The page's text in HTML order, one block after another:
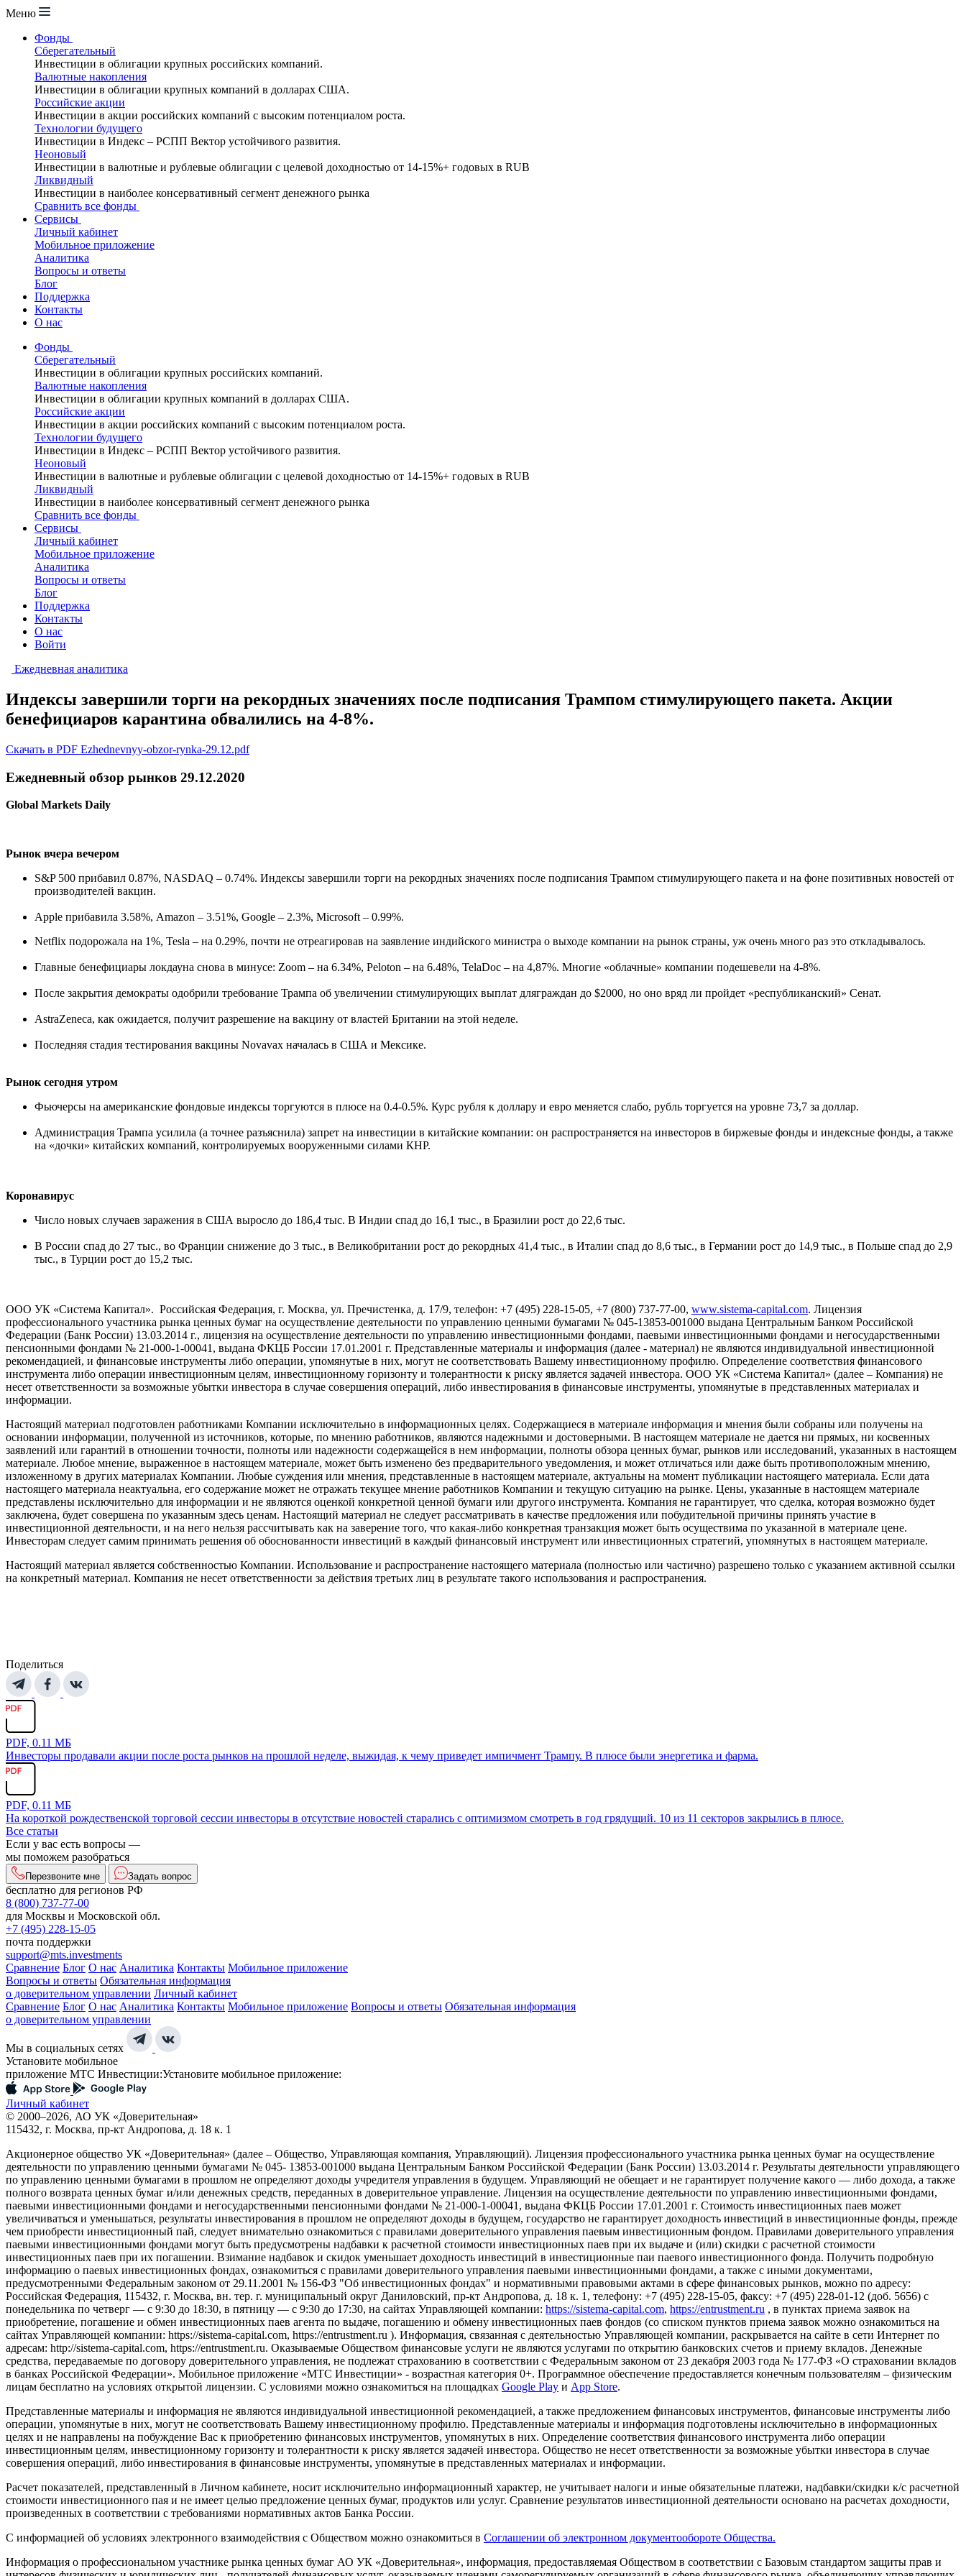
Меню
Фонды
Сберегательный
Инвестиции в облигации крупных российских компаний.
Валютные накопления
Инвестиции в облигации крупных компаний в долларах США.
Российские акции
Инвестиции в акции российских компаний с высоким потенциалом роста.
Технологии будущего
Инвестиции в Индекс – РСПП Вектор устойчивого развития.
Неоновый
Инвестиции в валютные и рублевые облигации с целевой доходностью от 14-15%+ годовых в RUB
Ликвидный
Инвестиции в наиболее консервативный сегмент денежного рынка
Сравнить все фонды
Сервисы
Личный кабинет
Мобильное приложение
Аналитика
Вопросы и ответы
Блог
Поддержка
Контакты
О нас
Фонды
Сберегательный
Инвестиции в облигации крупных российских компаний.
Валютные накопления
Инвестиции в облигации крупных компаний в долларах США.
Российские акции
Инвестиции в акции российских компаний с высоким потенциалом роста.
Технологии будущего
Инвестиции в Индекс – РСПП Вектор устойчивого развития.
Неоновый
Инвестиции в валютные и рублевые облигации с целевой доходностью от 14-15%+ годовых в RUB
Ликвидный
Инвестиции в наиболее консервативный сегмент денежного рынка
Сравнить все фонды
Сервисы
Личный кабинет
Мобильное приложение
Аналитика
Вопросы и ответы
Блог
Поддержка
Контакты
О нас
Войти
Ежедневная аналитика
Индексы завершили торги на рекордных значениях после подписания Трампом стимулирующего пакета. Акции
бенефициаров карантина обвалились на 4-8%.
Скачать в PDF Ezhednevnyy-obzor-rynka-29.12.pdf
Ежедневный обзор рынков 29.12.2020
Global Markets Daily
Рынок вчера вечером
S&P 500 прибавил 0.87%, NASDAQ – 0.74%. Индексы завершили торги на рекордных значениях после подписания Трампом стимулирующего пакета и на фоне позитивных новостей от
производителей вакцин.
Apple прибавила 3.58%, Amazon – 3.51%, Google – 2.3%, Microsoft – 0.99%.
Netflix подорожала на 1%, Tesla – на 0.29%, почти не отреагировав на заявление индийского министра о выходе компании на рынок страны, уж очень много раз это откладывалось.
Главные бенефициары локдауна снова в минусе: Zoom – на 6.34%, Peloton – на 6.48%, TelaDoc – на 4,87%. Многие «облачные» компании подешевели на 4-8%.
После закрытия демократы одобрили требование Трампа об увеличении стимулирующих выплат дляграждан до $2000, но оно вряд ли пройдет «республиканский» Сенат.
AstraZeneca, как ожидается, получит разрешение на вакцину от властей Британии на этой неделе.
Последняя стадия тестирования вакцины Novavax началась в США и Мексике.
Рынок сегодня утром
Фьючерсы на американские фондовые индексы торгуются в плюсе на 0.4-0.5%. Курс рубля к доллару и евро меняется слабо, рубль торгуется на уровне 73,7 за доллар.
Администрация Трампа усилила (а точнее разъяснила) запрет на инвестиции в китайские компании: он распространяется на инвесторов в биржевые фонды и индексные фонды, а также
на «дочки» китайских компаний, контролируемых вооруженными силами КНР.
Коронавирус
Число новых случаев заражения в США выросло до 186,4 тыс. В Индии спад до 16,1 тыс., в Бразилии рост до 22,6 тыс.
В России спад до 27 тыс., во Франции снижение до 3 тыс., в Великобритании рост до рекордных 41,4 тыс., в Италии спад до 8,6 тыс., в Германии рост до 14,9 тыс., в Польше спад до 2,9
тыс., в Турции рост до 15,2 тыс.
ООО УК «Система Капитал». Российская Федерация, г. Москва, ул. Пречистенка, д. 17/9, телефон: +7 (495) 228-15-05, +7 (800) 737-77-00, www.sistema-capital.com. Лицензия
профессионального участника рынка ценных бумаг на осуществление деятельности по управлению ценными бумагами № 045-13853-001000 выдана Центральным Банком Российской
Федерации (Банк России) 13.03.2014 г., лицензия на осуществление деятельности по управлению инвестиционными фондами, паевыми инвестиционными фондами и негосударственными
пенсионными фондами № 21-000-1-00041, выдана ФКЦБ России 17.01.2001 г. Представленные материалы и информация (далее - материал) не являются индивидуальной инвестиционной
рекомендацией, и финансовые инструменты либо операции, упомянутые в них, могут не соответствовать Вашему инвестиционному профилю. Определение соответствия финансового
инструмента либо операции инвестиционным целям, инвестиционному горизонту и толерантности к риску является задачей инвестора. ООО УК «Система Капитал» (далее – Компания) не
несет ответственности за возможные убытки инвестора в случае совершения операций, либо инвестирования в финансовые инструменты, упомянутые в представленных материалах и
информации.
Настоящий материал подготовлен работниками Компании исключительно в информационных целях. Содержащиеся в материале информация и мнения были собраны или получены на
основании информации, полученной из источников, которые, по мнению работников, являются надежными и достоверными. В настоящем материале не дается ни прямых, ни косвенных
заявлений или гарантий в отношении точности, полноты или надежности содержащейся в нем информации, полноты обзора ценных бумаг, рынков или исследований, указанных в настоящем
материале. Любое мнение, выраженное в настоящем материале, может быть изменено без предварительного уведомления, и может отличаться или даже быть противоположным мнению,
изложенному в других материалах Компании. Любые суждения или мнения, представленные в настоящем материале, актуальны на момент публикации настоящего материала. Если дата
настоящего материала неактуальна, его содержание может не отражать текущее мнение работников Компании и текущую ситуацию на рынке. Цены, указанные в настоящем материале
представлены исключительно для информации и не являются оценкой конкретной ценной бумаги или другого инструмента. Компания не гарантирует, что сделка, которая возможно будет
заключена, будет совершена по указанным здесь ценам. Настоящий материал не следует рассматривать в качестве предложения или побудительной причины принять участие в
инвестиционной деятельности, и на него нельзя рассчитывать как на заверение того, что какая-либо конкретная транзакция может быть осуществима по указанной в материале цене.
Инвесторам следует самим принимать решения об обоснованности инвестиций в каждый финансовый инструмент или инвестиционных стратегий, упомянутых в настоящем материале.
Настоящий материал является собственностью Компании. Использование и распространение настоящего материала (полностью или частично) разрешено только с указанием активной ссылки
на конкретный материал. Компания не несет ответственности за действия третьих лиц в результате такого использования и распространения.
Поделиться
PDF, 0.11 МБ
Инвесторы продавали акции после роста рынков на прошлой неделе, выжидая, к чему приведет импичмент Трампу. В плюсе были энергетика и фарма.
PDF, 0.11 МБ
На короткой рождественской торговой сессии инвесторы в отсутствие новостей старались с оптимизмом смотреть в год грядущий. 10 из 11 секторов закрылись в плюсе.
Все статьи
Если у вас есть вопросы —
мы поможем разобраться
Перезвоните мне Задать вопрос
бесплатно для регионов РФ
8 (800) 737-77-00
для Москвы и Московской обл.
+7 (495) 228-15-05
почта поддержки
support@mts.investments
Сравнение Блог О нас Аналитика Контакты Мобильное приложение
Вопросы и ответы Обязательная информация
о доверительном управлении Личный кабинет
Сравнение Блог О нас Аналитика Контакты Мобильное приложение Вопросы и ответы Обязательная информация
о доверительном управлении
Мы в социальных сетях
Установите мобильное
приложение МТС Инвестиции:Установите мобильное приложение:
Личный кабинет
© 2000–2026, АО УК «Доверительная»
115432, г. Москва, пр-кт Андропова, д. 18 к. 1
Акционерное общество УК «Доверительная» (далее – Общество, Управляющая компания, Управляющий). Лицензия профессионального участника рынка ценных бумаг на осуществление
деятельности по управлению ценными бумагами № 045- 13853-001000 выдана Центральным Банком Российской Федерации (Банк России) 13.03.2014 г. Результаты деятельности управляющего
по управлению ценными бумагами в прошлом не определяют доходы учредителя управления в будущем. Управляющий не обещает и не гарантирует получение какого — либо дохода, а также
полного возврата ценных бумаг и/или денежных средств, переданных в доверительное управление. Лицензия на осуществление деятельности по управлению инвестиционными фондами,
паевыми инвестиционными фондами и негосударственными пенсионными фондами № 21-000-1-00041, выдана ФКЦБ России 17.01.2001 г. Стоимость инвестиционных паев может
увеличиваться и уменьшаться, результаты инвестирования в прошлом не определяют доходы в будущем, государство не гарантирует доходность инвестиций в инвестиционные фонды, прежде
чем приобрести инвестиционный пай, следует внимательно ознакомиться с правилами доверительного управления паевым инвестиционным фондом. Правилами доверительного управления
паевыми инвестиционными фондами могут быть предусмотрены надбавки к расчетной стоимости инвестиционных паев при их выдаче и (или) скидки с расчетной стоимости
инвестиционных паев при их погашении. Взимание надбавок и скидок уменьшает доходность инвестиций в инвестиционные паи паевого инвестиционного фонда. Получить подробную
информацию о паевых инвестиционных фондах, ознакомиться с правилами доверительного управления паевыми инвестиционными фондами, а также с иными документами,
предусмотренными Федеральным законом от 29.11.2001 № 156-ФЗ "Об инвестиционных фондах" и нормативными правовыми актами в сфере финансовых рынков, можно по адресу:
Российская Федерация, 115432, г. Москва, вн. тер. г. муниципальный округ Даниловский, пр-кт Андропова, д. 18 к. 1, телефону: +7 (495) 228-15-05, факсу: +7 (495) 228-01-12 (доб. 5656) с
понедельника по четверг — c 9:30 до 18:30, в пятницу — с 9:30 до 17:30, на сайтах Управляющей компании: https://sistema-capital.com, https://entrustment.ru , в пунктах приема заявок на
приобретение, погашение и обмен инвестиционных паев агента по выдаче, погашению и обмену инвестиционных паев фондов (со списком пунктов приема заявок можно ознакомиться на
сайтах Управляющей компании: https://sistema-capital.com, https://entrustment.ru ). Информация, связанная с деятельностью Управляющей компании, раскрывается на сайте в сети Интернет по
адресам: http://sistema-capital.com, https://entrustment.ru. Оказываемые Обществом финансовые услуги не являются услугами по открытию банковских счетов и приему вкладов. Денежные
средства, передаваемые по договору доверительного управления, не подлежат страхованию в соответствии с Федеральным законом от 23 декабря 2003 года № 177-ФЗ «О страховании вкладов
в банках Российской Федерации». Мобильное приложение «МТС Инвестиции» - возрастная категория 0+. Программное обеспечение предоставляется конечным пользователям – физическим
лицам бесплатно на условиях открытой лицензии. С условиями можно ознакомиться на площадках Google Play и App Store.
Представленные материалы и информация не являются индивидуальной инвестиционной рекомендацией, а также предложением финансовых инструментов, финансовые инструменты либо
операции, упомянутые в них, могут не соответствовать Вашему инвестиционному профилю. Представленные материалы и информация подготовлены исключительно в информационных
целях и не направлены на побуждение Вас к приобретению финансовых инструментов, упомянутых в них. Определение соответствия финансового инструмента либо операции
инвестиционным целям, инвестиционному горизонту и толерантности к риску является задачей инвестора. Общество не несет ответственности за возможные убытки инвестора в случае
совершения операций, либо инвестирования в финансовые инструменты, упомянутые в представленных материалах и информации.
Расчет показателей, представленный в Личном кабинете, носит исключительно информационный характер, не учитывает налоги и иные обязательные платежи, надбавки/скидки к/с расчетной
стоимости инвестиционного пая и не имеет целью предложение ценных бумаг, продуктов или услуг. Сравнение результатов инвестиционной деятельности основано на расчетах доходности,
произведенных в соответствии с требованиями нормативных актов Банка России.
С информацией об условиях электронного взаимодействия с Обществом можно ознакомиться в Соглашении об электронном документообороте Общества.
Информация о профессиональном участнике рынка ценных бумаг АО УК «Доверительная», информация, предоставляемая Обществом в соответствии с Базовым стандартом защиты прав и